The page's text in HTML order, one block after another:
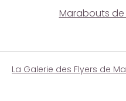
Marabouts de
La Galerie des Flyers de